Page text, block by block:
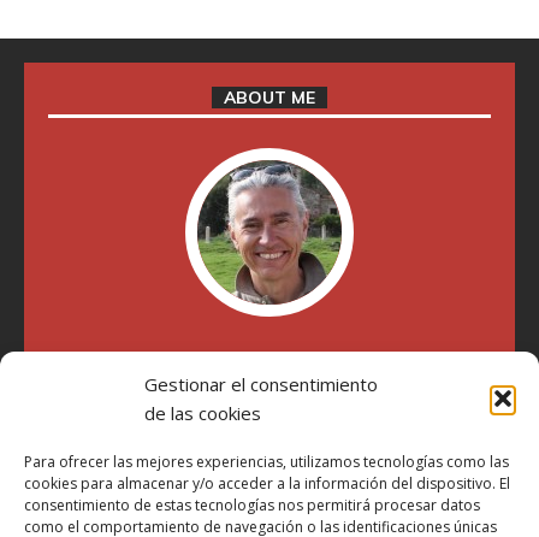
Gestionar el consentimiento
de las cookies
Para ofrecer las mejores experiencias, utilizamos tecnologías como las
cookies para almacenar y/o acceder a la información del dispositivo. El
consentimiento de estas tecnologías nos permitirá procesar datos
como el comportamiento de navegación o las identificaciones únicas
ABOUT ME
año 2007 he escrito sobre motos en distintos medios.
Millatrece.com es una apuesta por escribir sobre lo que me
participa"
Aviso Legal